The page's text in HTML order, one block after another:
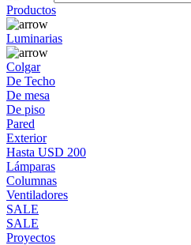
Productos
Luminarias
Colgar
De Techo
De mesa
De piso
Pared
Exterior
Hasta USD 200
Lámparas
Columnas
Ventiladores
SALE
SALE
Proyectos